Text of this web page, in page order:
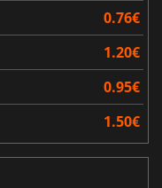
0.76€
1.20€
0.95€
1.50€